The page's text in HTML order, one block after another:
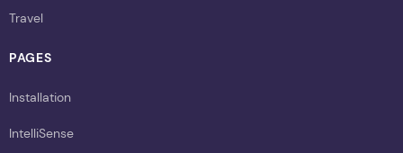
Travel
PAGES
Installation
IntelliSense